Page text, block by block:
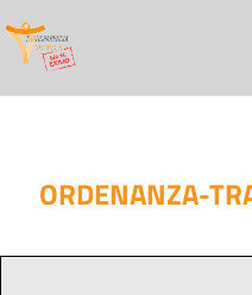
ORDENANZA-